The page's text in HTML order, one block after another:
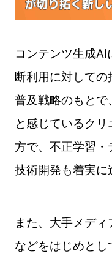
コンテンツ生成
断利用に対して
普及戦略のもとで
と感じているク
方で、不正学習
技術開発も着実に
また、大手メデ
などをはじめと